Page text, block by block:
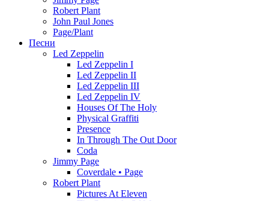
Robert Plant
John Paul Jones
Page/Plant
Песни
Led Zeppelin
Led Zeppelin I
Led Zeppelin II
Led Zeppelin III
Led Zeppelin IV
Houses Of The Holy
Physical Graffiti
Presence
In Through The Out Door
Coda
Jimmy Page
Coverdale • Page
Robert Plant
Pictures At Eleven